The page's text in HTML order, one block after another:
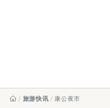
旅游快讯 康公夜市